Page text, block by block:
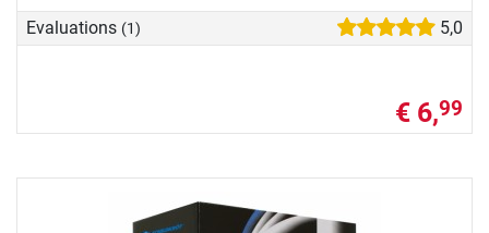
Evaluations (1) 5,0
€ 6,99